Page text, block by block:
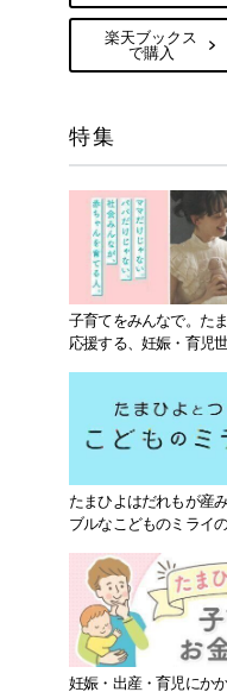
楽天ブックス
で購入
特集
子育てをみんなで。た
応援する、妊娠・育児
たまひよはだれもが産
ブルなこどものミライ
妊娠・出産・育児にか